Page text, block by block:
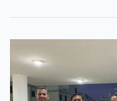
İçin